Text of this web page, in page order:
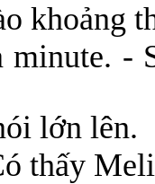
khoảng
-
lớn lên.
thấy